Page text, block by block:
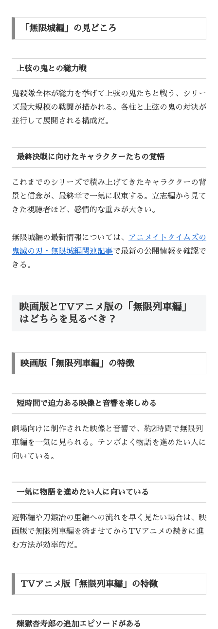
「無限城編」の見どころ
上弦の鬼との総力戦
鬼殺隊全体が総力を挙げて上弦の鬼たちと戦う、シリー
ズ最大規模の戦闘が描かれる。各柱と上弦の鬼の対決が
並行して展開される構成だ。
最終決戦に向けたキャラクターたちの覚悟
これまでのシリーズで積み上げてきたキャラクターの背
景と信念が、最終章で一気に収束する。立志編から見て
きた視聴者ほど、感情的な重みが大きい。
無限城編の最新情報については、
アニメイトタイムズの
鬼滅の刃・無限城編関連記事で最新の公開情報を確認で
きる。
映画版とTVアニメ版の「無限列車編」
はどちらを見るべき？
映画版「無限列車編」の特徴
短時間で迫力ある映像と音響を楽しめる
劇場向けに制作された映像と音響で、約2時間で無限列
車編を一気に見られる。テンポよく物語を進めたい人に
向いている。
一気に物語を進めたい人に向いている
遊郭編や刀鍛冶の里編への流れを早く見たい場合は、映
画版で無限列車編を済ませてからTVアニメの続きに進
む方法が効率的だ。
TVアニメ版「無限列車編」の特徴
煉獄杏寿郎の追加エピソードがある